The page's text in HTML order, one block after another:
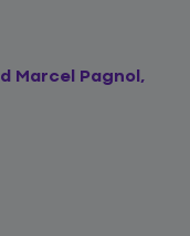
Marcel Pagnol,